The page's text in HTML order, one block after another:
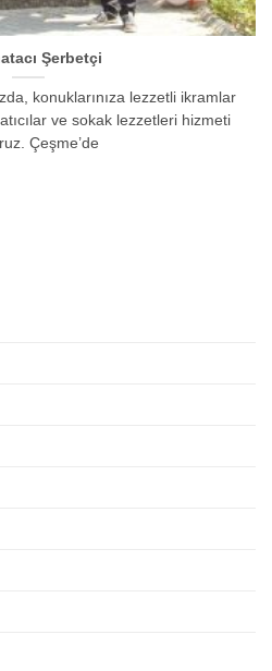
Şerbetçi
konuklarınıza lezzetli ikramlar
ve sokak lezzetleri hizmeti
Çeşme’de